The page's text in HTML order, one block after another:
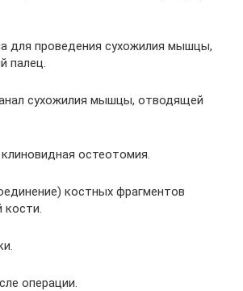
для проведения сухожилия мышцы,
палец.
сухожилия мышцы, отводящей
остеотомия.
костных фрагментов
операции.